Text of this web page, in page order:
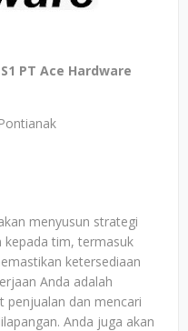
PT Ace Hardware
menyusun strategi
kepada tim, termasuk
ketersediaan
Anda adalah
penjualan dan mencari
Anda juga akan